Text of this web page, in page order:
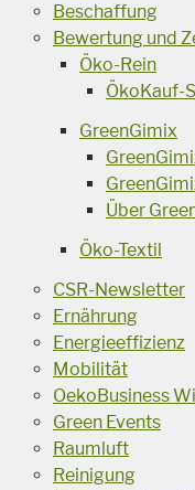
Beschaffung
Bewertung und
Öko-Rein
ÖkoKauf-
GreenGimix
Über
Öko-Textil
CSR-Newsletter
Ernährung
Energieeffizienz
Mobilität
OekoBusiness
Green Events
Raumluft
Reinigung